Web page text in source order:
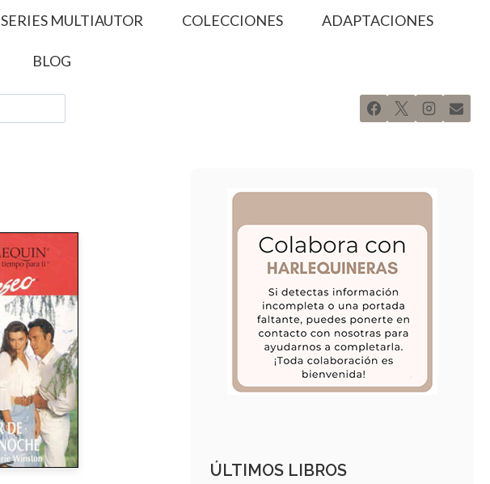
SERIES MULTIAUTOR COLECCIONES ADAPTACIONES
BLOG
ÚLTIMOS LIBROS